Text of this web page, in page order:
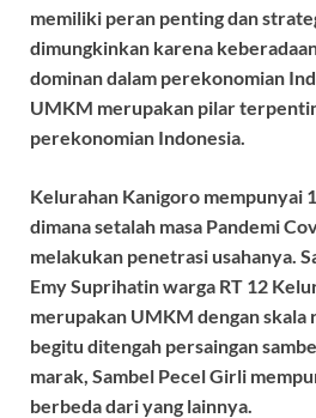
memiliki peran penting dan
dimungkinkan karena
dominan dalam perekonomian
UMKM merupakan pilar
perekonomian Indonesia.
Kelurahan Kanigoro mempunyai
dimana setalah masa Pandemi
melakukan penetrasi usahanya.
Emy Suprihatin warga RT 12
merupakan UMKM dengan skala
begitu ditengah persaingan
marak, Sambel Pecel Girli
berbeda dari yang lainnya.